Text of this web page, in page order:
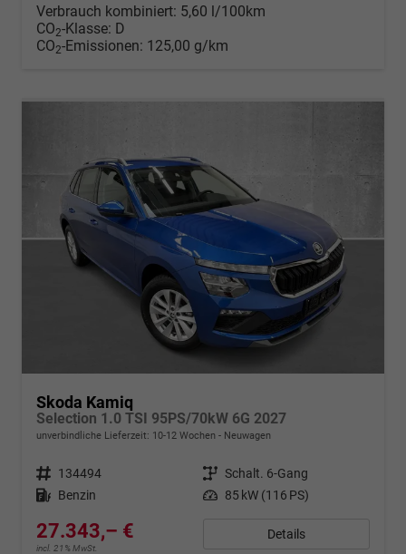
Verbrauch kombiniert: 5,60 l/100km
CO2-Klasse: D
CO2-Emissionen: 125,00 g/km
Skoda Kamiq
Selection 1.0 TSI 95PS/70kW 6G 2027
unverbindliche Lieferzeit: 10-12 Wochen Neuwagen
Fahrzeugnr. 134494 Getriebe Schalt. 6-Gang
Kraftstoff Benzin Leistung 85 kW (116 PS)
27.343,– €
incl. 21% MwSt.
Details